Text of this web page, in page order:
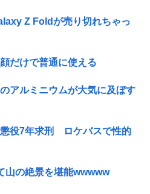
Z Foldが売り切れちゃっ
だけで普通に使える
アルミニウムが大気に及ぼす
役7年求刑 ロケバスで性的
山の絶景を堪能wwwww